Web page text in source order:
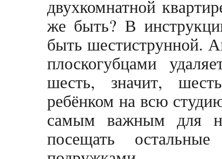
двухкомнатной
же быть? В
быть шестиструнной.
плоскогубцами
шесть, значит,
ребёнком на всю
самым важным для
посещать